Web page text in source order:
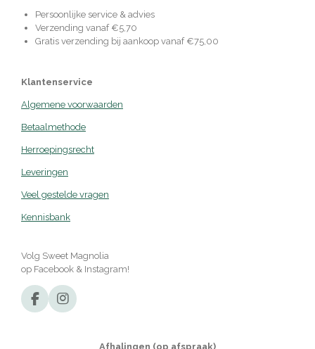
Persoonlijke service & advies
Verzending vanaf €5,70
Gratis verzending bij aankoop vanaf €75,00
Klantenservice
Algemene voorwaarden
Betaalmethode
Herroepingsrecht
Leveringen
Veel gestelde vragen
Kennisbank
Volg Sweet Magnolia
op Facebook & Instagram!
F
a
I
n
Afhalingen (op afspraak)